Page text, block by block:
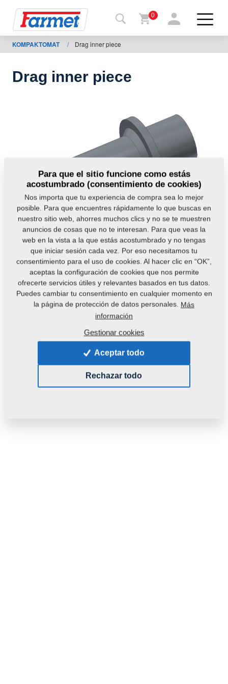
Volver
al
Farmet
A
descargar
0
KOMPAKTOMAT / Drag inner piece
Drag inner piece
Código del producto: 4002271
0,1760 Kg
Para que el sitio funcione como estás
acostumbrado (consentimiento de cookies)
Nos importa que tu experiencia de compra sea lo mejor
posible. Para que encuentres rápidamente lo que buscas en
nuestro sitio web, ahorres muchos clics y no se te muestren
anuncios de cosas que no te interesan. Para que veas la
web en la vista a la que estás acostumbrado y no tengas
que iniciar sesión cada vez. Por eso necesitamos tu
consentimiento para el uso de cookies. Al hacer clic en “OK”,
aceptas la configuración de cookies que nos permite
ofrecerte servicios útiles y relevantes basados en tus datos.
Puedes cambiar tu consentimiento en cualquier momento en
la página de protección de datos personales. Más
información
Gestionar cookies
Aceptar todo
Rechazar todo